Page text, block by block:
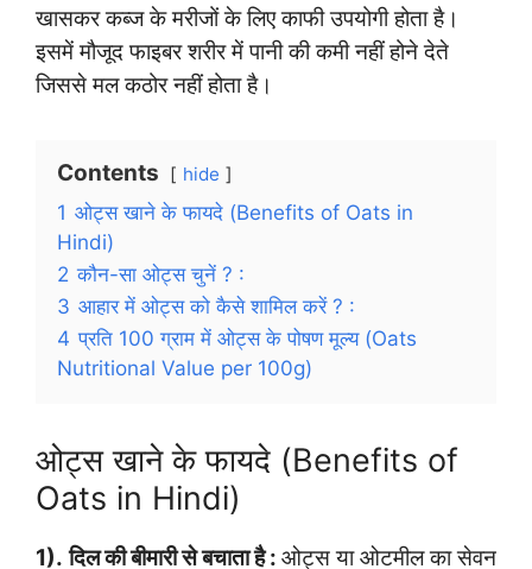
खासकर कब्ज के मरीजों के लिए काफी उपयोगी होता है।
इसमें मौजूद फाइबर शरीर में पानी की कमी नहीं होने देते
जिससे मल कठोर नहीं होता है।
Contents hide
1 ओट्स खाने के फायदे (Benefits of Oats in
Hindi)
2 कौन-सा ओट्स चुनें ? :
3 आहार में ओट्स को कैसे शामिल करें ? :
4 प्रति 100 ग्राम में ओट्स के पोषण मूल्य (Oats
Nutritional Value per 100g)
ओट्स खाने के फायदे (Benefits of
Oats in Hindi)
1). दिल की बीमारी से बचाता है : ओट्स या ओटमील का सेवन